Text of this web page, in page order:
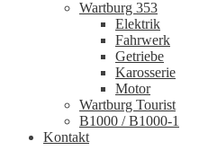
Wartburg 353
Elektrik
Fahrwerk
Getriebe
Karosserie
Motor
Wartburg Tourist
B1000 / B1000-1
Kontakt